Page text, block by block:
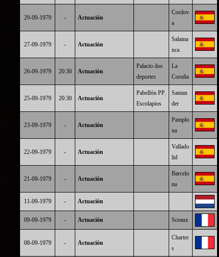
29-09-1979 - Actuación
Cordov
a
27-09-1979 - Actuación
Salama
nca
26-09-1979 20:30 Actuación
Palacio dos
deportes
La
Coruña
25-09-1979 20:30 Actuación
Pabellón PP.
Escolapios
Santan
der
23-09-1979 - Actuación
Pamplo
na
22-09-1979 - Actuación
Vallado
lid
21-09-1979 - Actuación
Barcelo
na
11-09-1979 - Actuación
09-09-1979 - Actuación Sceaux
08-09-1979 - Actuación
Chartre
s